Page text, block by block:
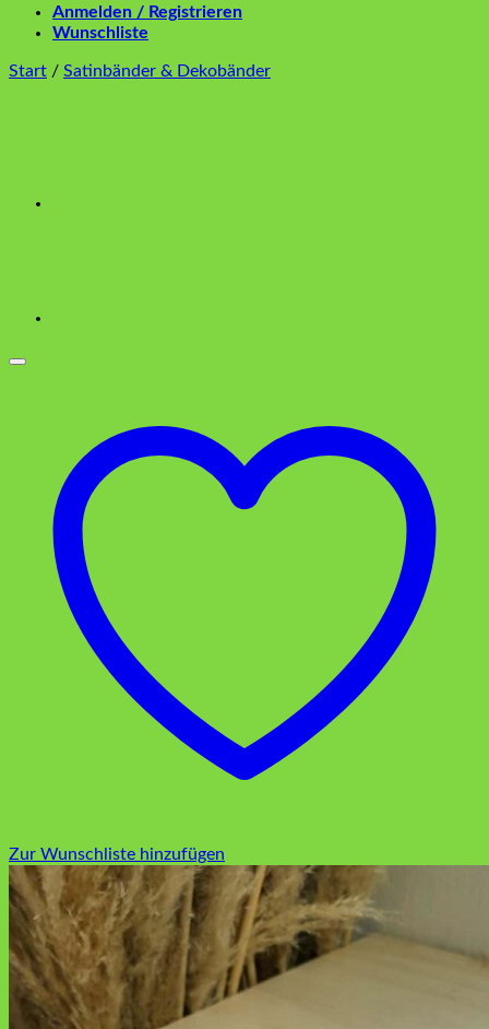
Anmelden / Registrieren
Wunschliste
Start / Satinbänder & Dekobänder
Zur Wunschliste hinzufügen